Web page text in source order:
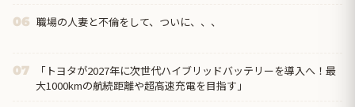
06 職場の人妻と不倫をして、ついに、、、
07
「トヨタが2027年に次世代ハイブリッドバッテリーを導入へ！最
大1000kmの航続距離や超高速充電を目指す」